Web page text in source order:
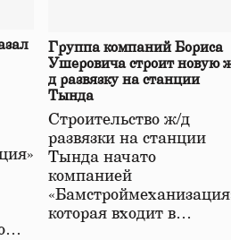
Группа компаний Бориса
Ушеровича строит новую
д развязку на станции
Тында
Строительство ж/д
развязки на станции
Тында начато
компанией
которая входит в…